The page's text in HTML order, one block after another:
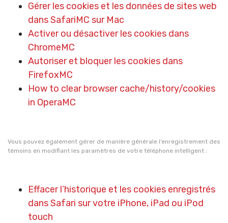
Gérer les cookies et les données de sites web
dans SafariMC sur Mac
Activer ou désactiver les cookies dans
ChromeMC
Autoriser et bloquer les cookies dans
FirefoxMC
How to clear browser cache/history/cookies
in OperaMC
Vous pouvez également gérer de manière générale l’enregistrement des
témoins en modifiant les paramètres de votre téléphone intelligent :
Effacer l’historique et les cookies enregistrés
dans Safari sur votre iPhone, iPad ou iPod
touch